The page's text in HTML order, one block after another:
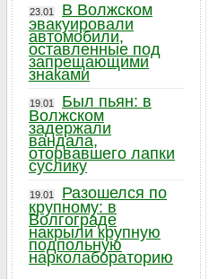
23.01
В Волжском
эвакуировали
автомобили,
оставленные под
запрещающими
знаками
19.01
Был пьян: в
Волжском
задержали
вандала,
оторвавшего лапки
суслику
19.01
Разошелся по
крупному: в
Волгограде
накрыли крупную
подпольную
нарколабораторию